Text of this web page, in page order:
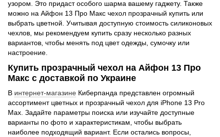
узором. Это придаст особого шарма вашему гаджету. Также
можно на Айфон 13 Про Макс чехол прозрачный купить или
выбрать цветной. Учитывая доступную стоимость силиконовых
чехлов, мы рекомендуем купить сразу несколько разных
вариантов, чтобы менять под цвет одежды, сумочку или
настроение.
Купить прозрачный чехол на Айфон 13 Про
Макс с доставкой по Украине
В интернет-магазине Киберпанда представлен огромный
ассортимент цветных и прозрачный чехол для iPhone 13 Pro
Max. Задайте параметры поиска или изучайте доступные
варианты по фото и характеристикам, чтобы выбрать
наиболее подходящий вариант. Если остались вопросы,